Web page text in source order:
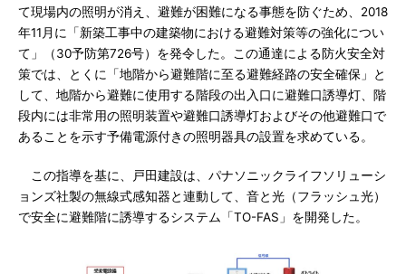
て現場内の照明が消え、避難が困難になる事態を防ぐため、2018
年11月に「新築工事中の建築物における避難対策等の強化につい
て」（30予防第726号）を発令した。この通達による防火安全対
策では、とくに「地階から避難階に至る避難経路の安全確保」と
して、地階から避難に使用する階段の出入口に避難口誘導灯、階
段内には非常用の照明装置や避難口誘導灯およびその他避難口で
あることを示す予備電源付きの照明器具の設置を求めている。
この指導を基に、戸田建設は、パナソニックライフソリューシ
ョンズ社製の無線式感知器と連動して、音と光（フラッシュ光）
で安全に避難階に誘導するシステム「TO-FAS」を開発した。